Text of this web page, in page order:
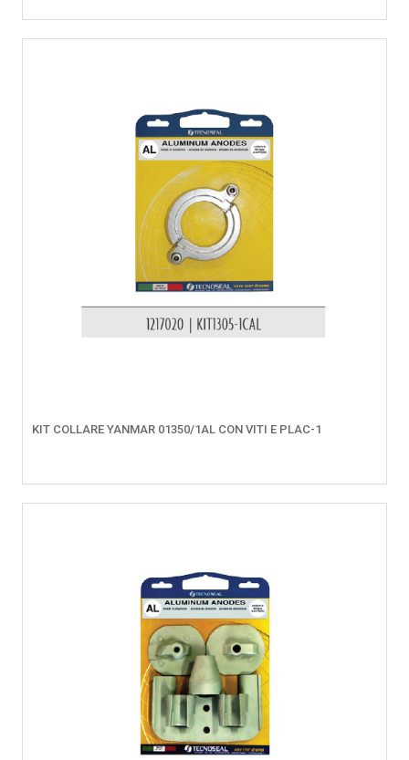
KIT COLLARE YANMAR 01350/1AL CON VITI E PLAC-1